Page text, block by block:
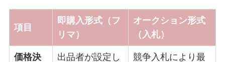
項目
即購入形式（フ
リマ）
オークション形式
（入札）
価格決
出品者が設定し
競争入札により最